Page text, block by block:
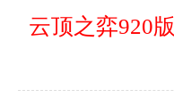
云顶之弈920